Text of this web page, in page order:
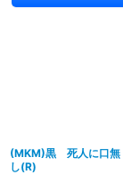
(MKM)黒 死人に口無
し(R)